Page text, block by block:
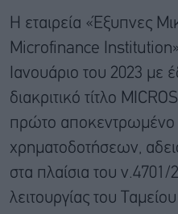
Η εταιρεία «Έξυπνες
Microfinance
Ιανουάριο του 2023 με
διακριτικό τίτλο
πρώτο αποκεντρωμένο
χρηματοδοτήσεων,
στα πλαίσια του
λειτουργίας του